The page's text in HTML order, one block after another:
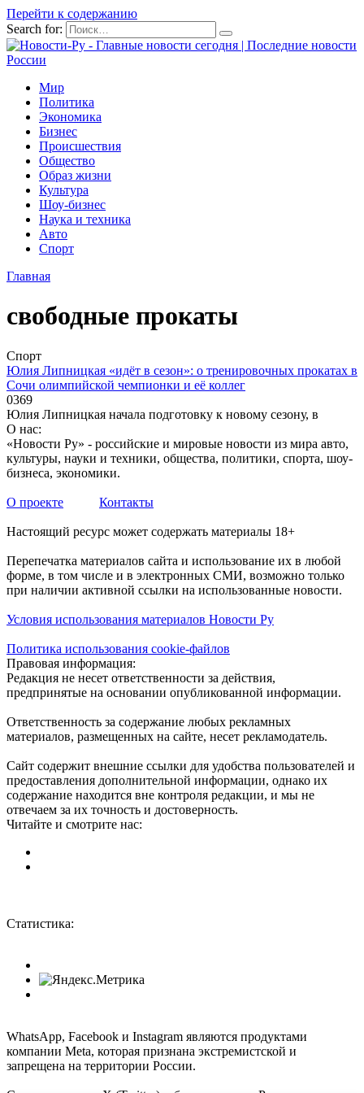
Перейти к содержанию
Search for:
Мир
Политика
Экономика
Бизнес
Происшествия
Общество
Образ жизни
Культура
Шоу-бизнес
Наука и техника
Авто
Спорт
Главная
свободные прокаты
Спорт
Юлия Липницкая «идёт в сезон»: о тренировочных прокатах в
Сочи олимпийской чемпионки и её коллег
0369
Юлия Липницкая начала подготовку к новому сезону, в
О нас:
«Новости Ру» - российские и мировые новости из мира авто,
культуры, науки и техники, общества, политики, спорта, шоу-
бизнеса, экономики.
О проекте Контакты
Настоящий ресурс может содержать материалы 18+
Перепечатка материалов сайта и использование их в любой
форме, в том числе и в электронных СМИ, возможно только
при наличии активной ссылки на использованные новости.
Условия использования материалов Новости Ру
Политика использования cookie-файлов
Правовая информация:
Редакция не несет ответственности за действия,
предпринятые на основании опубликованной информации.
Ответственность за содержание любых рекламных
материалов, размещенных на сайте, несет рекламодатель.
Сайт содержит внешние ссылки для удобства пользователей и
предоставления дополнительной информации, однако их
содержание находится вне контроля редакции, и мы не
отвечаем за их точность и достоверность.
Читайте и смотрите нас:
Статистика:
WhatsApp, Facebook и Instagram являются продуктами
компании Meta, которая признана экстремистской и
запрещена на территории России.